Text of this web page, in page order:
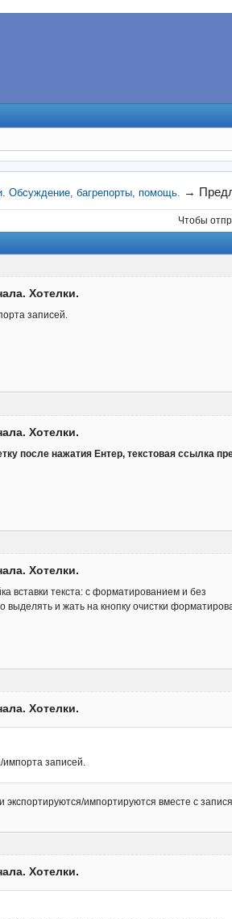
Обсуждение, багрепорты, помощь. →
Чтобы
Хотелки.
записей.
Хотелки.
после нажатия Ентер, текстовая ссылка
Хотелки.
вставки текста: с форматированием и без
выделять и жать на кнопку очистки
Хотелки.
импорта записей.
экспортируются/импортируются вместе с
Хотелки.